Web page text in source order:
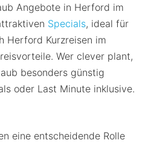
Angebote in Herford im
Specials, ideal für
Herford Kurzreisen im
Wer clever plant,
besonders günstig
oder Last Minute inklusive.
eine entscheidende Rolle